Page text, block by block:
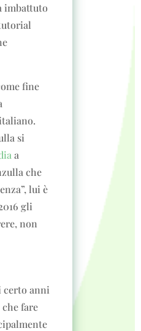
imbattuto
fine
si
a
che
lui è
gli
non
certo anni
fare